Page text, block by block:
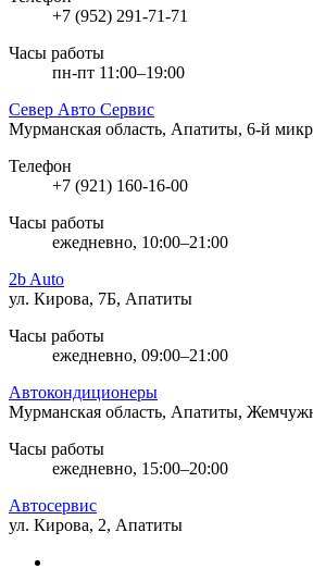
+7 (952) 291-71-71
Часы работы
пн-пт 11:00–19:00
Север Авто Сервис
Мурманская область, Апатиты, 6-й
Телефон
+7 (921) 160-16-00
Часы работы
ежедневно, 10:00–21:00
2b Auto
ул. Кирова, 7Б, Апатиты
Часы работы
ежедневно, 09:00–21:00
Автокондиционеры
Мурманская область, Апатиты,
Часы работы
ежедневно, 15:00–20:00
Автосервис
ул. Кирова, 2, Апатиты